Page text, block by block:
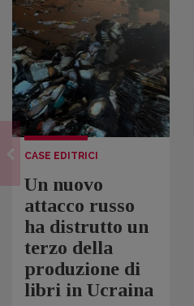
CASE EDITRICI
Un nuovo
attacco russo
ha distrutto un
terzo della
produzione di
libri in Ucraina